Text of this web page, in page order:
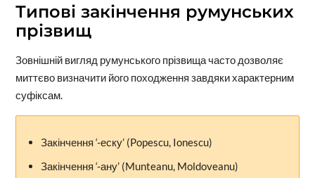
Типові закінчення румунських
прізвищ
Зовнішній вигляд румунського прізвища часто дозволяє
миттєво визначити його походження завдяки характерним
суфіксам.
Закінчення ‘-еску’ (Popescu, Ionescu)
Закінчення ‘-ану’ (Munteanu, Moldoveanu)